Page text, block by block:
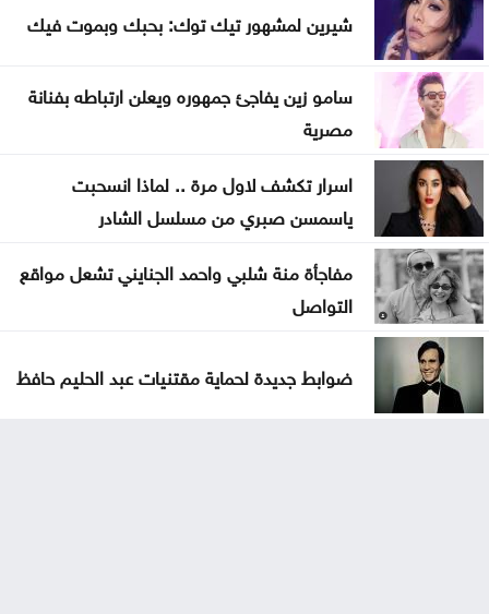
شيرين لمشهور تيك توك: بحبك وبموت فيك
سامو زين يفاجئ جمهوره ويعلن ارتباطه بفنانة
مصرية
اسرار تكشف لاول مرة .. لماذا انسحبت
ياسمسن صبري من مسلسل الشادر
مفاجأة منة شلبي واحمد الجنايني تشعل مواقع
التواصل
ضوابط جديدة لحماية مقتنيات عبد الحليم حافظ